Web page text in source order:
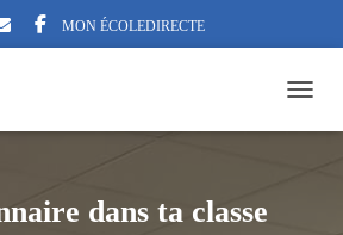
MON ÉCOLEDIRECTE
dans ta classe